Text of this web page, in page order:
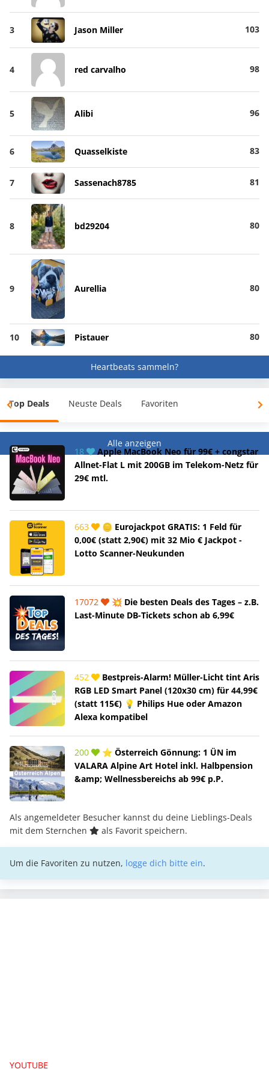
3 Jason Miller 103
4 red carvalho 98
5 Alibi 96
6 Quasselkiste 83
7 Sassenach8785 81
8 bd29204 80
9 Aurellia 80
10 Pistauer 80
Heartbeats sammeln?
Top Deals Neuste Deals Favoriten
Alle anzeigen
18
Apple MacBook Neo für 99€ + congstar
Allnet-Flat L mit 200GB im Telekom-Netz für
29€ mtl.
663
🪙 Eurojackpot GRATIS: 1 Feld für
0,00€ (statt 2,90€) mit 32 Mio € Jackpot -
Lotto Scanner-Neukunden
17072
💥 Die besten Deals des Tages – z.B.
Last-Minute DB-Tickets schon ab 6,99€
452
Bestpreis-Alarm! Müller-Licht tint Aris
RGB LED Smart Panel (120x30 cm) für 44,99€
(statt 115€) 💡 Philips Hue oder Amazon
Alexa kompatibel
200
⭐ Österreich Gönnung: 1 ÜN im
VALARA Alpine Art Hotel inkl. Halbpension
&amp; Wellnessbereichs ab 99€ p.P.
Als angemeldeter Besucher kannst du deine Lieblings-Deals
mit dem Sternchen
als Favorit speichern.
Um die Favoriten zu nutzen, logge dich bitte ein.
YOUTUBE